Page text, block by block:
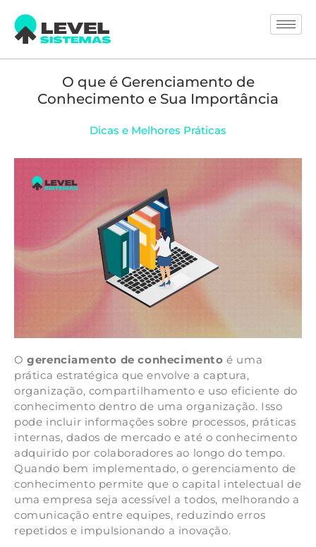
O que é Gerenciamento de
Conhecimento e Sua Importância
Dicas e Melhores Práticas
Ogerenciamento de conhecimento é uma
prática estratégica que envolve a captura,
organização, compartilhamento e uso eficiente do
conhecimento dentro de uma organização. Isso
pode incluir informações sobre processos, práticas
internas, dados de mercado e até o conhecimento
adquirido por colaboradores ao longo do tempo.
Quando bem implementado, o gerenciamento de
conhecimento permite que o capital intelectual de
uma empresa seja acessível a todos, melhorando a
comunicação entre equipes, reduzindo erros
repetidos e impulsionando a inovação.